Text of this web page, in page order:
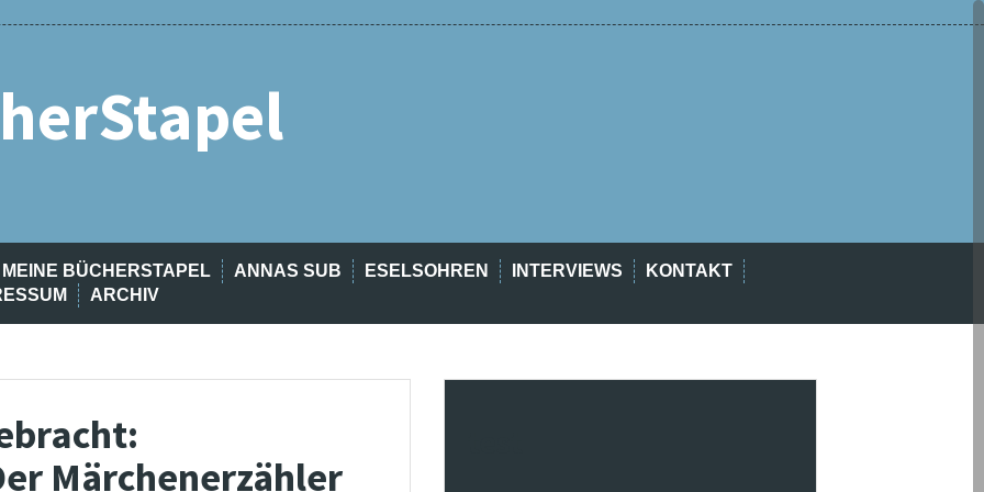
MEINE BÜCHERSTAPEL ANNAS SUB ESELSOHREN INTERVIEWS
KONTAKT
ARCHIV
Märchenerzähler